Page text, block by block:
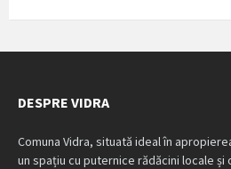
DESPRE VIDRA
Comuna Vidra, situată ideal în
un spațiu cu puternice rădăcini locale și